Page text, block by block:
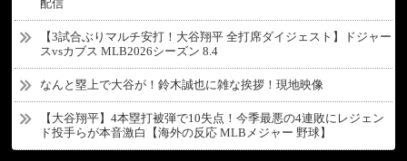
配信
【3試合ぶりマルチ安打！大谷翔平 全打席ダイジェスト】ドジャー
スvsカブス MLB2026シーズン 8.4
なんと塁上で大谷が！鈴木誠也に雑な挨拶！現地映像
【大谷翔平】4本塁打被弾で10失点！今季最悪の4連敗にレジェン
ド投手らが本音激白【海外の反応 MLBメジャー 野球】